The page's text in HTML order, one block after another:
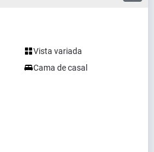
Vista variada
Cama de casal